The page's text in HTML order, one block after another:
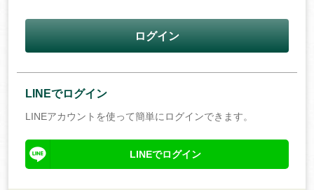
ログイン
LINEでログイン
LINEアカウントを使って簡単にログインできます。
LINEでログイン